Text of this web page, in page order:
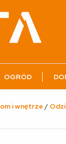
OGRÓD
i wnętrze /